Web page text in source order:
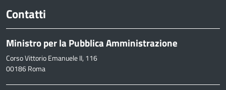
Contatti
Ministro per la Pubblica Amministrazione
Corso Vittorio Emanuele II, 116
00186 Roma